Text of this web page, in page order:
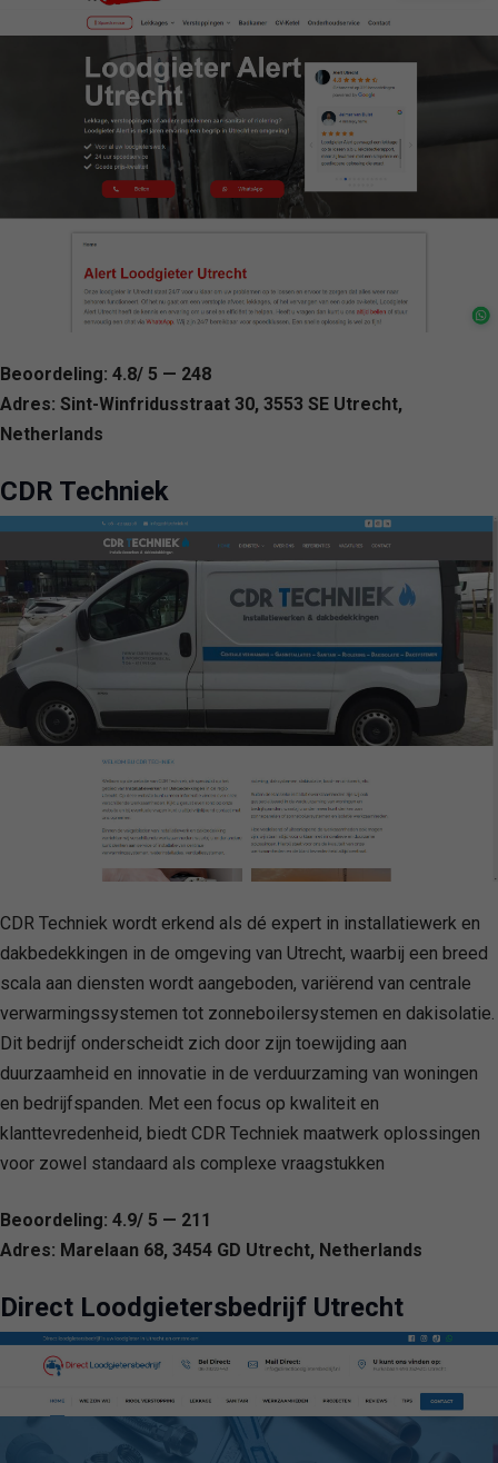
Beoordeling: 4.8/ 5 — 248
Adres: Sint-Winfridusstraat 30, 3553 SE Utrecht,
Netherlands
CDR Techniek
CDR Techniek wordt erkend als dé expert in installatiewerk en
dakbedekkingen in de omgeving van Utrecht, waarbij een breed
scala aan diensten wordt aangeboden, variërend van centrale
verwarmingssystemen tot zonneboilersystemen en dakisolatie.
Dit bedrijf onderscheidt zich door zijn toewijding aan
duurzaamheid en innovatie in de verduurzaming van woningen
en bedrijfspanden. Met een focus op kwaliteit en
klanttevredenheid, biedt CDR Techniek maatwerk oplossingen
voor zowel standaard als complexe vraagstukken
Beoordeling: 4.9/ 5 — 211
Adres: Marelaan 68, 3454 GD Utrecht, Netherlands
Direct Loodgietersbedrijf Utrecht